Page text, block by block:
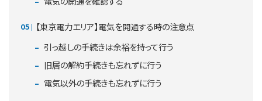
【東京電力エリア】電気を開通する時の注意点
引っ越しの手続きは余裕を持って行う
旧居の解約手続きも忘れずに行う
電気以外の手続きも忘れずに行う